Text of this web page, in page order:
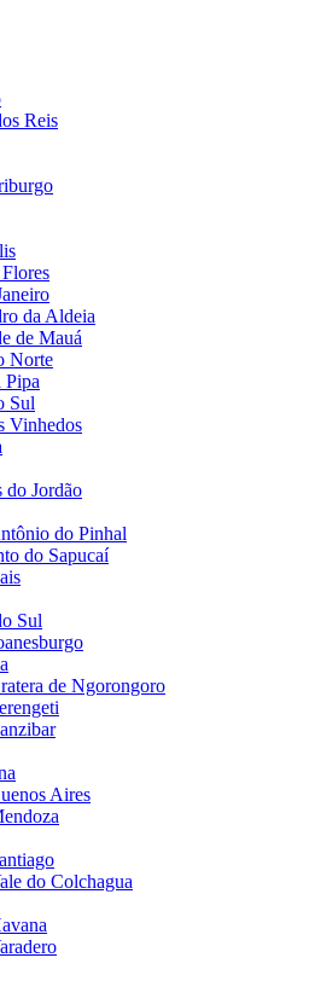
Reis
da Aldeia
de Mauá
Norte
Pipa
Sul
Vinhedos
do Jordão
do Pinhal
do Sapucaí
Sul
de Ngorongoro
Aires
do Colchagua